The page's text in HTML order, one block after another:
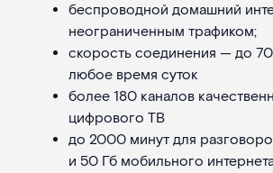
беспроводной домашний
неограниченным трафиком;
скорость соединения — до
любое время суток
более 180 каналов
цифрового ТВ
до 2000 минут для
и 50 Гб мобильного